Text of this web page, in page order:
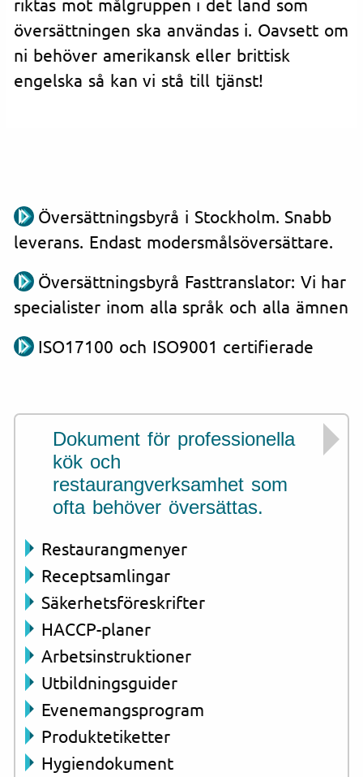
översättningen ska användas i. Oavsett om
ni behöver amerikansk eller brittisk
engelska så kan vi stå till tjänst!
Översättningsbyrå i Stockholm. Snabb
leverans. Endast modersmålsöversättare.
Översättningsbyrå Fasttranslator: Vi har
specialister inom alla språk och alla ämnen
ISO17100 och ISO9001 certifierade
Dokument för professionella
kök och
restaurangverksamhet som
ofta behöver översättas.
Restaurangmenyer
Receptsamlingar
Säkerhetsföreskrifter
HACCP-planer
Arbetsinstruktioner
Utbildningsguider
Evenemangsprogram
Produktetiketter
Hygiendokument